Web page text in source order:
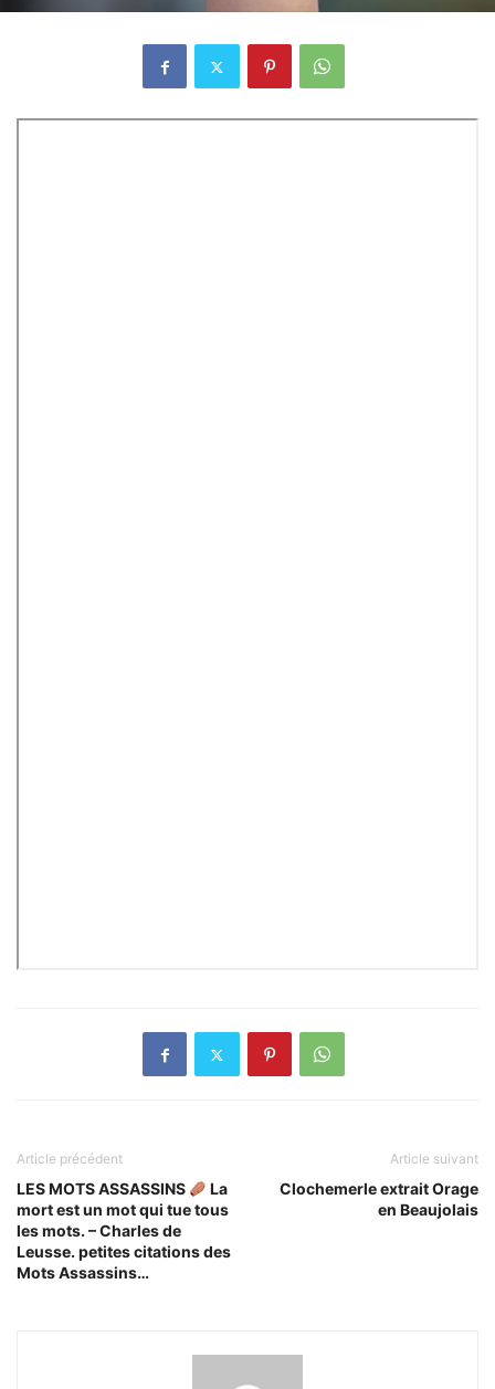
Article précédent
LES MOTS ASSASSINS
La
mort est un mot qui tue tous
les mots. – Charles de
Leusse. petites citations des
Mots Assassins…
Article suivant
Clochemerle extrait Orage
en Beaujolais